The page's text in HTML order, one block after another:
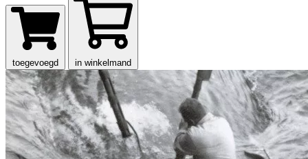
toegevoegd in winkelmand